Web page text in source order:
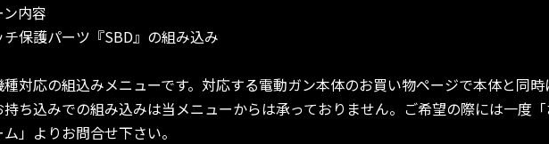
内容
チ保護パーツ『SBD』の組み込み
対応の組込みメニューです。対応する電動ガン本体のお買い物ページで本体と同
ち込みでの組み込みは当メニューからは承っておりません。ご希望の際には一度
」よりお問合せ下さい。